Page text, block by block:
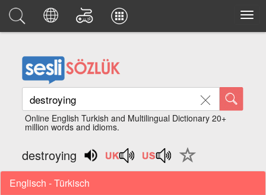
Online English Turkish and Multilingual Dictionary 20+
million words and idioms.
destroying
Englisch - Türkisch